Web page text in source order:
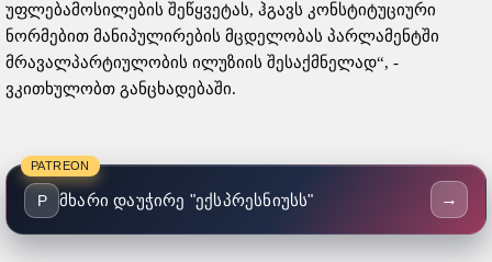
უფლებამოსილების შეწყვეტას, ჰგავს კონსტიტუციური
ნორმებით მანიპულირების მცდელობას პარლამენტში
მრავალპარტიულობის ილუზიის შესაქმნელად“, -
ვკითხულობთ განცხადებაში.
PATREON
P მხარი დაუჭირე "ექსპრესნიუსს" →